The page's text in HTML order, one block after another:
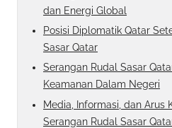
dan Energi Global
Posisi Diplomatik Qatar
Sasar Qatar
Serangan Rudal Sasar
Keamanan Dalam Negeri
Media, Informasi, dan Arus
Serangan Rudal Sasar